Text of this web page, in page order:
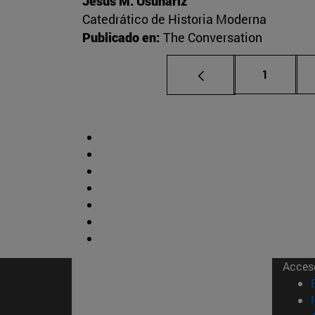
Catedrático de Historia Moderna
Publicado en: The Conversation
Página
1